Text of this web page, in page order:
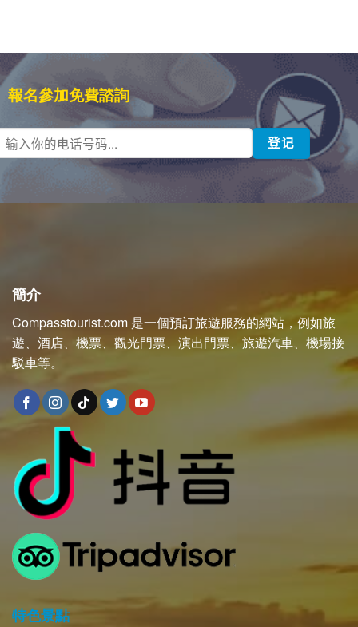
報名參加免費諮詢
簡介
Compasstourist.com 是一個預訂旅遊服務的網站，例如旅
遊、酒店、機票、觀光門票、演出門票、旅遊汽車、機場接
駁車等。
特色景點